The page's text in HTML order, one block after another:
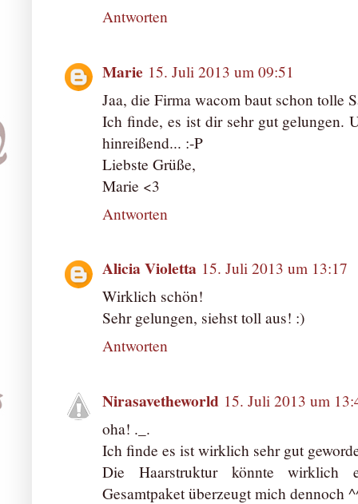
Antworten
Marie 15. Juli 2013 um 09:51
Jaa, die Firma wacom baut schon tolle
Ich finde, es ist dir sehr gut gelungen.
hinreißend... :-P
Liebste Grüße,
Marie <3
Antworten
Alicia Violetta 15. Juli 2013 um 13:17
Wirklich schön!
Sehr gelungen, siehst toll aus! :)
Antworten
Nirasavetheworld 15. Juli 2013 um
oha! ._.
Ich finde es ist wirklich sehr gut
Die Haarstruktur könnte wirklich
Gesamtpaket überzeugt mich dennoch